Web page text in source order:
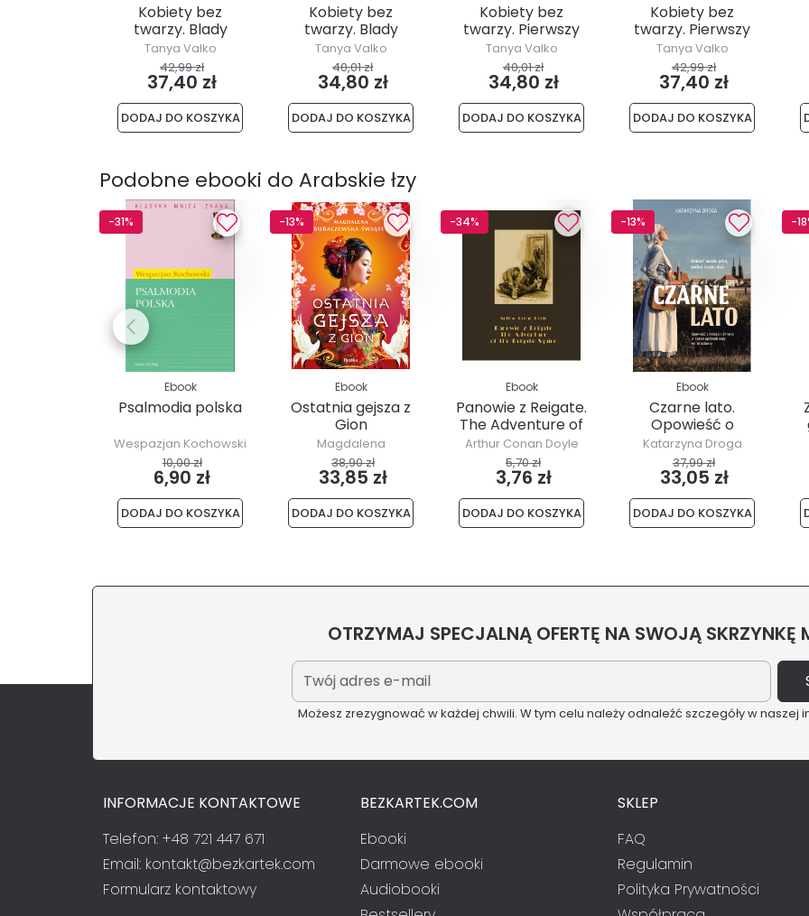
Kobiety bez
twarzy. Blady
strach
Tanya Valko
42,99 zł
37,40 zł
DODAJ DO KOSZYKA
Kobiety bez
twarzy. Blady
strach
Tanya Valko
40,01 zł
34,80 zł
DODAJ DO KOSZYKA
Kobiety bez
twarzy. Pierwszy
szok
Tanya Valko
40,01 zł
34,80 zł
DODAJ DO KOSZYKA
Kobiety bez
twarzy. Pierwszy
szok
Tanya Valko
42,99 zł
37,40 zł
DODAJ DO KOSZYKA
Podobne ebooki do Arabskie łzy
-31%
Ebook
Psalmodia polska
Wespazjan Kochowski
10,00 zł
6,90 zł
DODAJ DO KOSZYKA
-13%
Ebook
Ostatnia gejsza z
Gion
Magdalena
Buraczewska-Świątek
38,90 zł
33,85 zł
DODAJ DO KOSZYKA
-34%
Ebook
Panowie z Reigate.
The Adventure of
the Reigate...
Arthur Conan Doyle
5,70 zł
3,76 zł
DODAJ DO KOSZYKA
-13%
Ebook
Czarne lato.
Opowieść o
miłości i śmierci
w...
Katarzyna Droga
37,99 zł
33,05 zł
DODAJ DO KOSZYKA
-
OTRZYMAJ SPECJALNĄ OFERTĘ NA SWOJĄ SKRZYNKĘ
Możesz zrezygnować w każdej chwili. W tym celu należy odnaleźć szczegóły w naszej
INFORMACJE KONTAKTOWE
Telefon: +48 721 447 671
Email: kontakt@bezkartek.com
Formularz kontaktowy
BEZKARTEK.COM
Ebooki
Darmowe ebooki
Audiobooki
SKLEP
FAQ
Regulamin
Polityka Prywatności